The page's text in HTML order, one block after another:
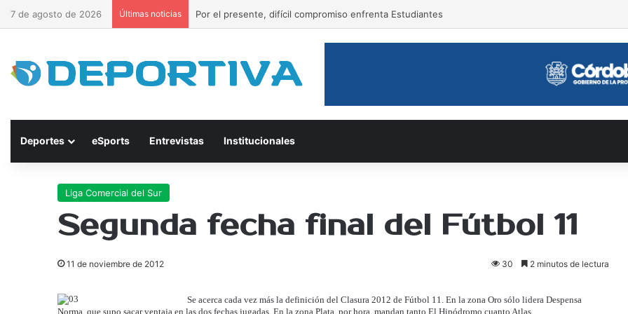
7 de agosto de 2026 Últimas noticias Por el presente, difícil compromiso enfrenta Estudiantes
Deportes eSports Entrevistas Institucionales
Liga Comercial del Sur
Segunda fecha final del Fútbol 11
11 de noviembre de 2012 30 2 minutos de lectura
Se acerca cada vez más la definición del Clasura 2012 de Fútbol 11. En la zona Oro sólo lidera Despensa
Norma, que supo sacar ventaja en las dos fechas jugadas. En la zona Plata, por hora, mandan tanto El Hipódromo cuanto Atlas.